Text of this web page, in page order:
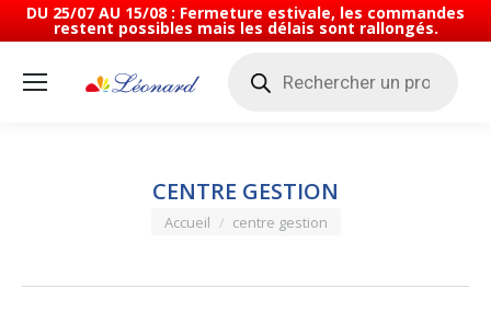
DU 25/07 AU 15/08 : Fermeture estivale, les commandes
restent possibles mais les délais sont rallongés.
produits
CENTRE GESTION
Vous êtes ici :
Accueil centre gestion